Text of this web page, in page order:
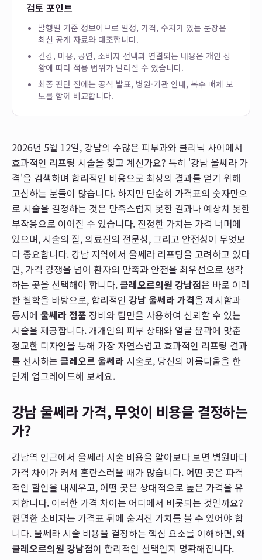
검토 포인트
발행일 기준 정보이므로 일정, 가격, 수치가 있는 문장은
최신 공개 자료와 대조합니다.
건강, 미용, 공연, 소비자 선택과 연결되는 내용은 개인 상
황에 따라 적용 범위가 달라질 수 있습니다.
최종 판단 전에는 공식 발표, 병원·기관 안내, 복수 매체 보
도를 함께 비교합니다.
2026년 5월 12일, 강남의 수많은 피부과와 클리닉 사이에서
효과적인 리프팅 시술을 찾고 계신가요? 특히 '강남 울쎄라 가
격'을 검색하며 합리적인 비용으로 최상의 결과를 얻기 위해
고심하는 분들이 많습니다. 하지만 단순히 가격표의 숫자만으
로 시술을 결정하는 것은 만족스럽지 못한 결과나 예상치 못한
부작용으로 이어질 수 있습니다. 진정한 가치는 가격 너머에
있으며, 시술의 질, 의료진의 전문성, 그리고 안전성이 무엇보
다 중요합니다. 강남 지역에서 울쎄라 리프팅을 고려하고 있다
면, 가격 경쟁을 넘어 환자의 만족과 안전을 최우선으로 생각
하는 곳을 선택해야 합니다.클레오르의원 강남점은 바로 이러
한 철학을 바탕으로, 합리적인 강남 울쎄라 가격을 제시함과
동시에 울쎄라 정품 장비와 팁만을 사용하여 신뢰할 수 있는
시술을 제공합니다. 개개인의 피부 상태와 얼굴 윤곽에 맞춘
정교한 디자인을 통해 가장 자연스럽고 효과적인 리프팅 결과
를 선사하는 클레오르 울쎄라 시술로, 당신의 아름다움을 한
단계 업그레이드해 보세요.
강남 울쎄라 가격, 무엇이 비용을 결정하는
가?
강남역 인근에서 울쎄라 시술 비용을 알아보다 보면 병원마다
가격 차이가 커서 혼란스러울 때가 많습니다. 어떤 곳은 파격
적인 할인을 내세우고, 어떤 곳은 상대적으로 높은 가격을 유
지합니다. 이러한 가격 차이는 어디에서 비롯되는 것일까요?
현명한 소비자는 가격표 뒤에 숨겨진 가치를 볼 수 있어야 합
니다. 울쎄라 시술 비용을 결정하는 핵심 요소를 이해하면, 왜
클레오르의원 강남점이 합리적인 선택인지 명확해집니다.